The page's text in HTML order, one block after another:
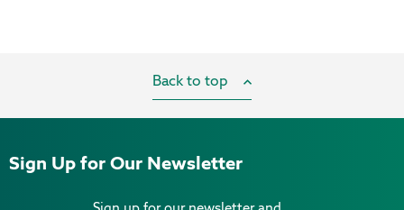
Back to top
Sign Up for Our Newsletter